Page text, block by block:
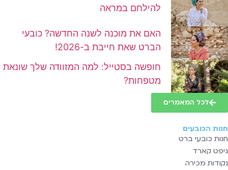
להילחם במראה
האם את מוכנה לשנה החדשה? כובעי
הברט שאת חייבת ב-2026!
חופשה בסטייל: למה המזוודה שלך שונאת
מטפחות?
לכל המאמרים
חנות הכובעים
חנות כובעי ברט
גיפט קארד
נקודות מכירה